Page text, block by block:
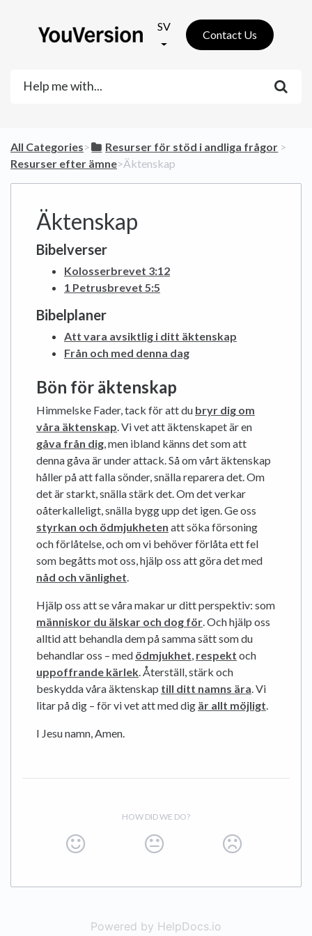
SV
Contact Us
All Categories​>​ ​Resurser för stöd i andliga frågor ​ > ​
Resurser efter ämne​>​ Äktenskap
Äktenskap
Bibelverser
Kolosserbrevet 3:12
1 Petrusbrevet 5:5
Bibelplaner
Att vara avsiktlig i ditt äktenskap
Från och med denna dag
Bön för äktenskap
Himmelske Fader, tack för att du bryr dig om
våra äktenskap. Vi vet att äktenskapet är en
gåva från dig, men ibland känns det som att
denna gåva är under attack. Så om vårt äktenskap
håller på att falla sönder, snälla reparera det. Om
det är starkt, snälla stärk det. Om det verkar
oåterkalleligt, snälla bygg upp det igen. Ge oss
styrkan och ödmjukheten att söka försoning
och förlåtelse, och om vi behöver förlåta ett fel
som begåtts mot oss, hjälp oss att göra det med
nåd och vänlighet.
Hjälp oss att se våra makar ur ditt perspektiv: som
människor du älskar och dog för. Och hjälp oss
alltid att behandla dem på samma sätt som du
behandlar oss – med ödmjukhet, respekt och
uppoffrande kärlek. Återställ, stärk och
beskydda våra äktenskap till ditt namns ära. Vi
litar på dig – för vi vet att med dig är allt möjligt.
I Jesu namn, Amen.
HOW DID WE DO?
Powered by HelpDocs.io